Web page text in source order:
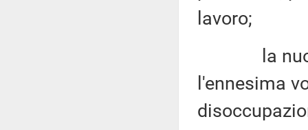
lavoro;
la nuova
l'ennesima